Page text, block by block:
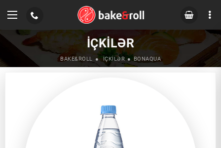
İÇKILƏR
BAKE&ROLL İÇKILƏR BONAQUA